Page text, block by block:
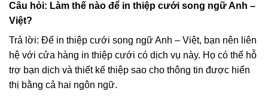
Câu hỏi: Làm thế nào để in thiệp cưới song ngữ Anh –
Việt?
Trả lời: Để in thiệp cưới song ngữ Anh – Việt, bạn nên liên
hệ với cửa hàng in thiệp cưới có dịch vụ này. Họ có thể hỗ
trợ bạn dịch và thiết kế thiệp sao cho thông tin được hiển
thị bằng cả hai ngôn ngữ.